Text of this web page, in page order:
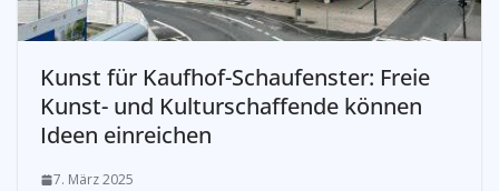
Kunst für Kaufhof-Schaufenster: Freie
Kunst- und Kulturschaffende können
Ideen einreichen
7. März 2025